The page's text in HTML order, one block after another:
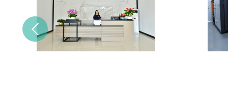
Previous